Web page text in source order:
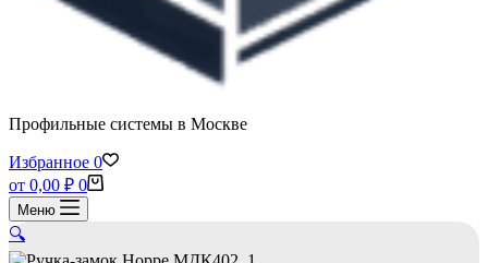
Профильные системы в Москве
Избранное 0
Корзина
от 0,00 ₽ 0
Меню
🔍